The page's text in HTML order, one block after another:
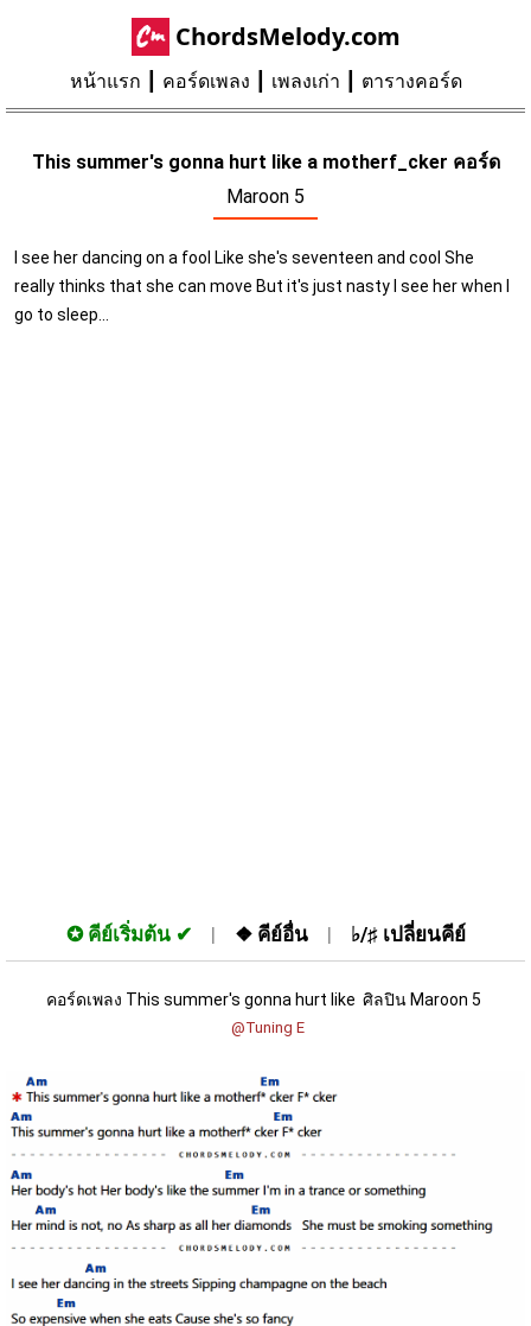
ChordsMelody.com
หน้าแรก คอร์ดเพลง เพลงเก่า ตารางคอร์ด
This summer's gonna hurt like a motherf_cker คอร์ด
Maroon 5
I see her dancing on a fool Like she's seventeen and cool She
really thinks that she can move But it's just nasty I see her when I
go to sleep...
✪ คีย์เริ่มต้น ❖ คีย์อื่น ♭/♯ เปลี่ยนคีย์
คอร์ดเพลง This summer's gonna hurt like  ศิลปิน Maroon 5
@Tuning E